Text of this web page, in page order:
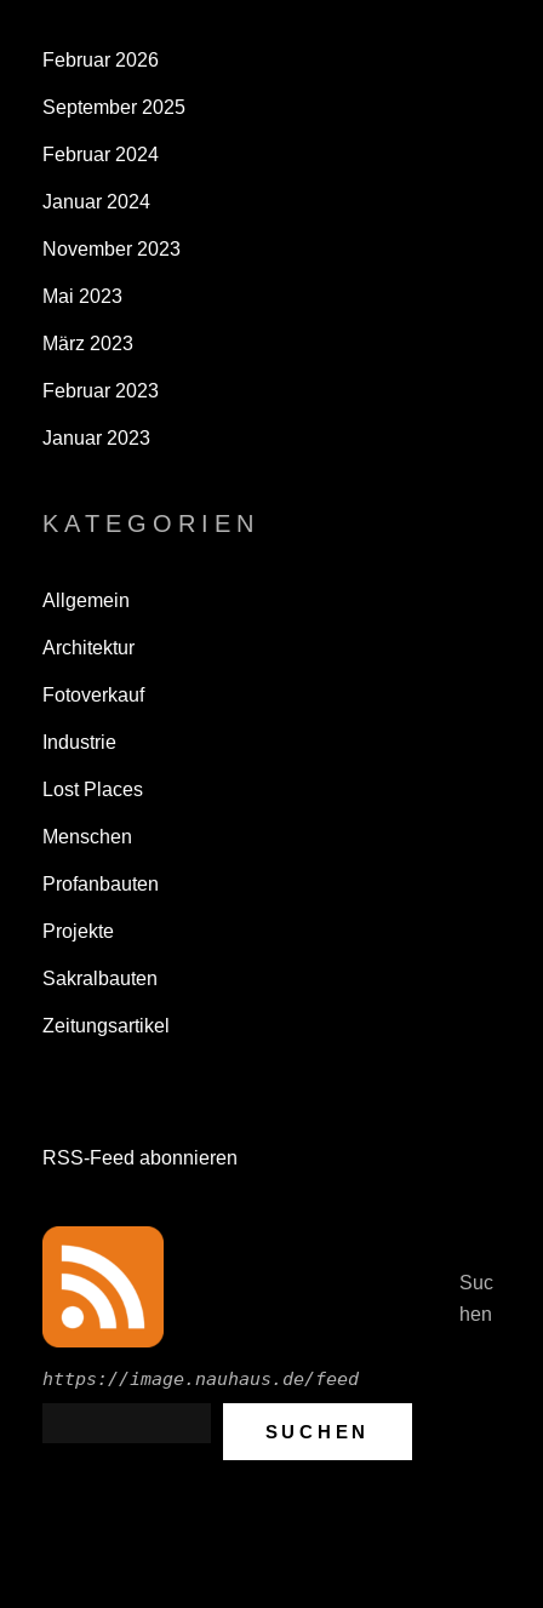
Februar 2026
September 2025
Februar 2024
Januar 2024
November 2023
Mai 2023
März 2023
Februar 2023
Januar 2023
KATEGORIEN
Allgemein
Architektur
Fotoverkauf
Industrie
Lost Places
Menschen
Profanbauten
Projekte
Sakralbauten
Zeitungsartikel
RSS-Feed abonnieren
https://image.nauhaus.de/feed
Suc
hen
SUCHEN